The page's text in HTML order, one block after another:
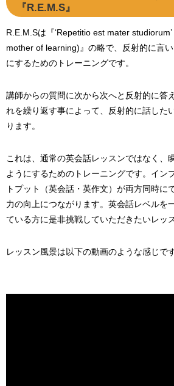
『R.E.M.S』
R.E.M.Sは『‘Repetitio est mater
mother of learning)』の略で、反射的に言
にするためのトレーニングです。
講師からの質問に次から次へと反射的に答
れを繰り返す事によって、反射的に話した
ります。
これは、通常の英会話レッスンではなく、
ようにするためのトレーニングです。イン
トプット（英会話・英作文）が両方同時に
力の向上につながります。英会話レベルを
ている方に是非挑戦していただきたいレッ
レッスン風景は以下の動画のような感じです